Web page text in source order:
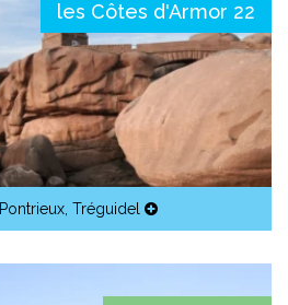
les Côtes d'Armor 22
Pontrieux, Tréguidel